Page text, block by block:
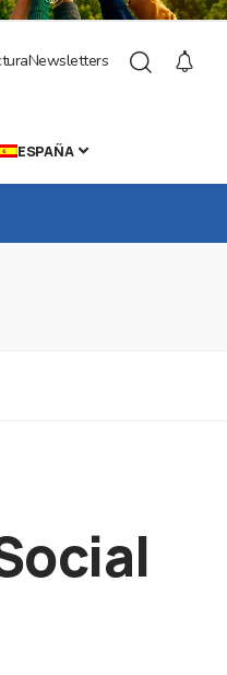
Newsletters
ESPAÑA